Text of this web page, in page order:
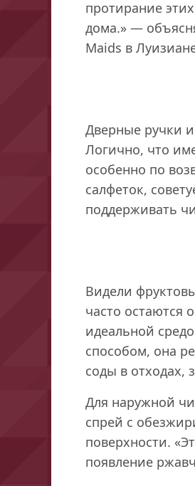
протирание
дома.» —
Maids в
Дверные ручки
Логично, что
особенно по
салфеток,
поддерживать
Видели
часто остаются
идеальной
способом, она
соды в отходах,
Для наружной
спрей с
поверхности.
появление